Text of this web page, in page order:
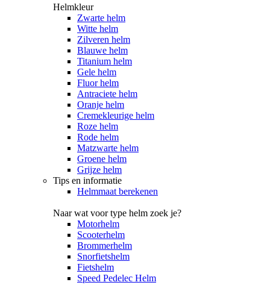
Helmkleur
Zwarte helm
Witte helm
Zilveren helm
Blauwe helm
Titanium helm
Gele helm
Fluor helm
Antraciete helm
Oranje helm
Cremekleurige helm
Roze helm
Rode helm
Matzwarte helm
Groene helm
Grijze helm
Tips en informatie
Helmmaat berekenen
Naar wat voor type helm zoek je?
Motorhelm
Scooterhelm
Brommerhelm
Snorfietshelm
Fietshelm
Speed Pedelec Helm